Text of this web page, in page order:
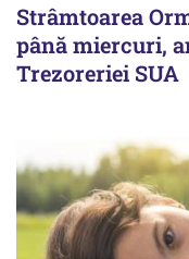
Strâmtoarea
până miercuri,
Trezoreriei SUA